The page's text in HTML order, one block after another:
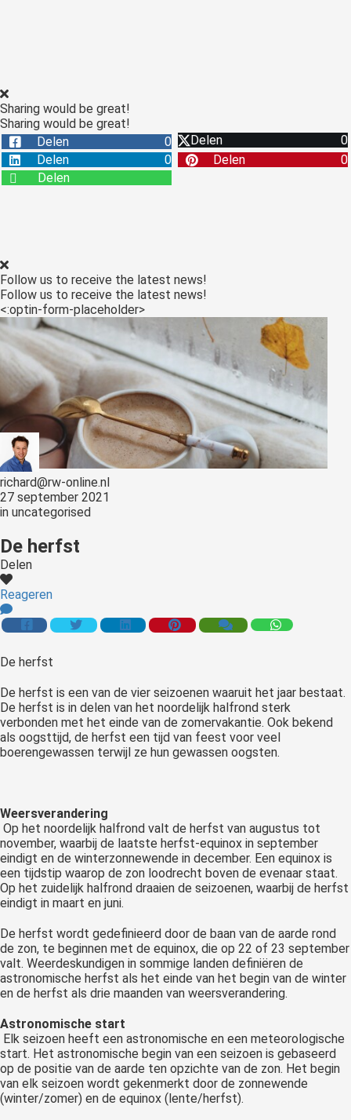
Sharing would be great!
Sharing would be great!
Delen
0 Delen
0
Delen
0 Delen
0
Delen
Follow us to receive the latest news!
Follow us to receive the latest news!
<:optin-form-placeholder>
richard@rw-online.nl
27 september 2021
in uncategorised
De herfst
Delen
Reageren
De herfst
De herfst is een van de vier seizoenen waaruit het jaar bestaat.
De herfst is in delen van het noordelijk halfrond sterk
verbonden met het einde van de zomervakantie. Ook bekend
als oogsttijd, de herfst een tijd van feest voor veel
boerengewassen terwijl ze hun gewassen oogsten.
Weersverandering
Op het noordelijk halfrond valt de herfst van augustus tot
november, waarbij de laatste herfst-equinox in september
eindigt en de winterzonnewende in december. Een equinox is
een tijdstip waarop de zon loodrecht boven de evenaar staat.
Op het zuidelijk halfrond draaien de seizoenen, waarbij de herfst
eindigt in maart en juni.
De herfst wordt gedefinieerd door de baan van de aarde rond
de zon, te beginnen met de equinox, die op 22 of 23 september
valt. Weerdeskundigen in sommige landen definiëren de
astronomische herfst als het einde van het begin van de winter
en de herfst als drie maanden van weersverandering.
Astronomische start
Elk seizoen heeft een astronomische en een meteorologische
start. Het astronomische begin van een seizoen is gebaseerd
op de positie van de aarde ten opzichte van de zon. Het begin
van elk seizoen wordt gekenmerkt door de zonnewende
(winter/zomer) en de equinox (lente/herfst).